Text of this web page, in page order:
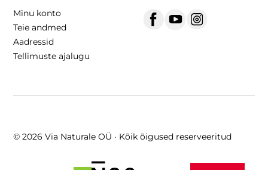
Minu konto
Teie andmed
Aadressid
Tellimuste ajalugu
© 2026 Via Naturale OÜ · Kõik õigused reserveeritud